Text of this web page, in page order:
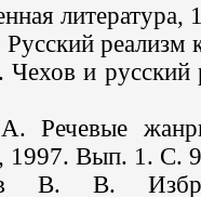
литература,
и русский
Речевые
1997. Вып. 1. С.
В. В.